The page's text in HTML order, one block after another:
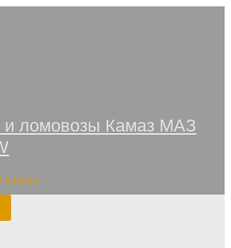
и ломовозы Камаз МАЗ
дилера